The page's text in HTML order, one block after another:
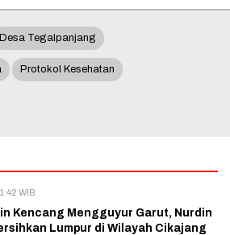
Desa Tegalpanjang
Protokol Kesehatan
WIB
Kencang Mengguyur Garut, Nurdin
Lumpur di Wilayah Cikajang